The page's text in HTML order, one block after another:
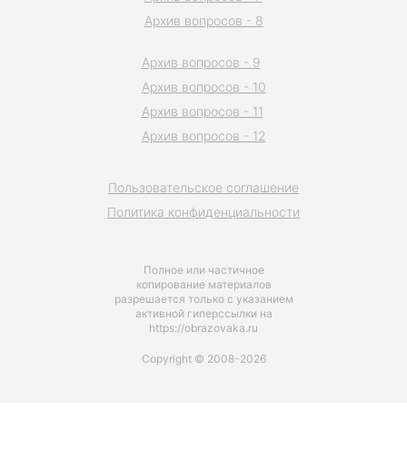
Полное или частичное
копирование материалов
разрешается только с указанием
активной гиперссылки на
https://obrazovaka.ru
Пользовательское соглашение
Политика конфиденциальности
Архив вопросов - 8
Архив вопросов - 9
Архив вопросов - 10
Архив вопросов - 11
Архив вопросов - 12
Copyright © 2008-2026